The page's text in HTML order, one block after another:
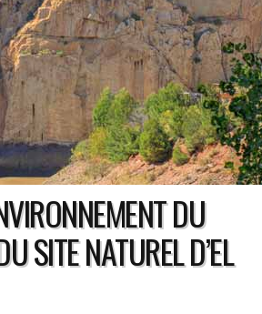
DU
SITE NATUREL D’EL